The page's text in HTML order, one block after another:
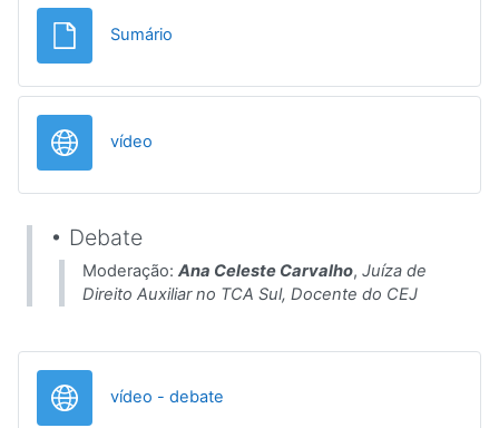
Sumário
vídeo
• Debate
Moderação: Ana Celeste Carvalho, Juíza de
Direito Auxiliar no TCA Sul, Docente do CEJ
vídeo - debate